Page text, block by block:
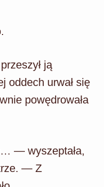
ją
oddech urwał się
powędrowała
— wyszeptała,
— Z